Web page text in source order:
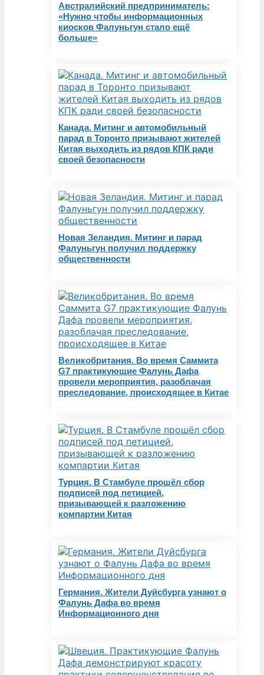
Австралийский предприниматель:
«Нужно чтобы информационных
киосков Фалуньгун стало ещё
больше»
Канада. Митинг и автомобильный
парад в Торонто призывают жителей
Китая выходить из рядов КПК ради
своей безопасности
Новая Зеландия. Митинг и парад
Фалуньгун получил поддержку
общественности
Великобритания. Во время Саммита
G7 практикующие Фалунь Дафа
провели мероприятия, разоблачая
преследование, происходящее в Китае
Турция. В Стамбуле прошёл сбор
подписей под петицией,
призывающей к разложению
компартии Китая
Германия. Жители Дуйсбурга узнают о
Фалунь Дафа во время
Информационного дня